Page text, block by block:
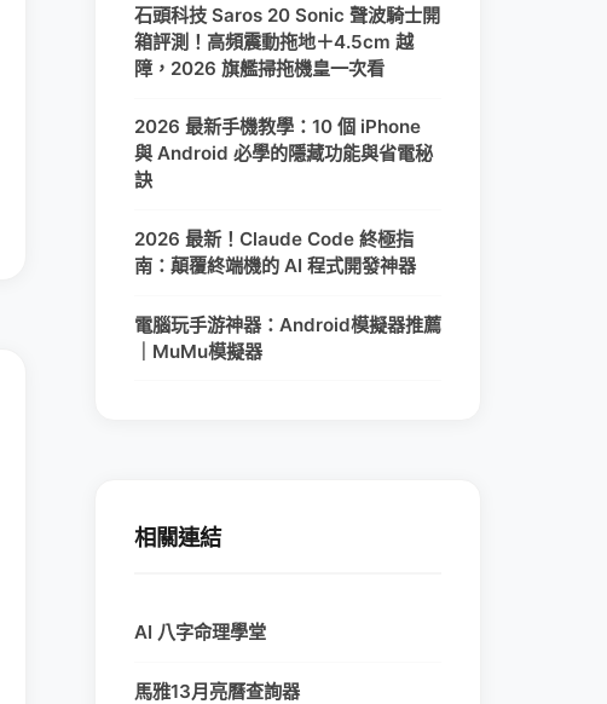
石頭科技 Saros 20 Sonic 聲波騎士開
箱評測！高頻震動拖地＋4.5cm 越
障，2026 旗艦掃拖機皇一次看
2026 最新手機教學：10 個 iPhone
與 Android 必學的隱藏功能與省電秘
訣
2026 最新！Claude Code 終極指
南：顛覆終端機的 AI 程式開發神器
電腦玩手游神器：Android模擬器推薦
｜MuMu模擬器
相關連結
AI 八字命理學堂
馬雅13月亮曆查詢器